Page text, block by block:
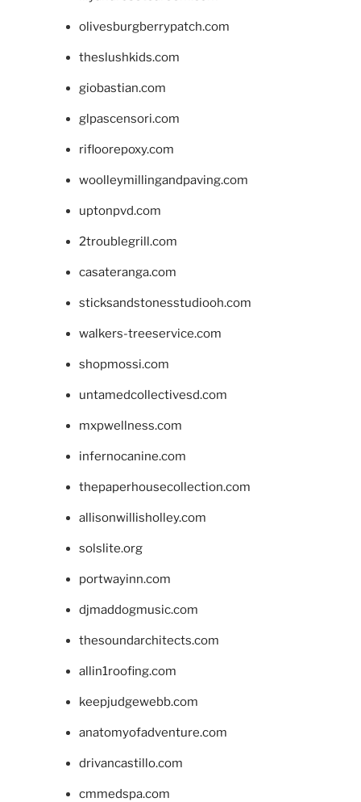
olivesburgberrypatch.com
theslushkids.com
giobastian.com
glpascensori.com
rifloorepoxy.com
woolleymillingandpaving.com
uptonpvd.com
2troublegrill.com
casateranga.com
sticksandstonesstudiooh.com
walkers-treeservice.com
shopmossi.com
untamedcollectivesd.com
mxpwellness.com
infernocanine.com
thepaperhousecollection.com
allisonwillisholley.com
solslite.org
portwayinn.com
djmaddogmusic.com
thesoundarchitects.com
allin1roofing.com
keepjudgewebb.com
anatomyofadventure.com
drivancastillo.com
cmmedspa.com